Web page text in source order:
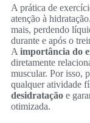
A prática de
atenção à
mais, perdendo
durante e após o
A importância do
diretamente
muscular. Por isso,
qualquer atividade
desidratação e
otimizada.